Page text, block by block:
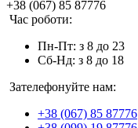
+38 (067) 85 87776
Час роботи:
Пн-Пт: з 8 до 23
Сб-Нд: з 8 до 18
Зателефонуйте нам:
+38 (067) 85 87776